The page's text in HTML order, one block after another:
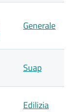
Generale
Suap
Edilizia